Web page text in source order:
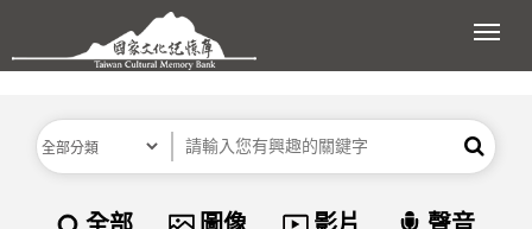
跳到主要內容區塊
展
分類 關鍵字 搜尋
資料類型